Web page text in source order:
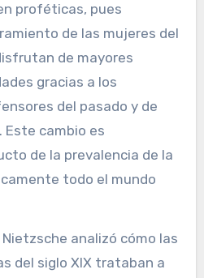
proféticas, pues
de las mujeres del
de mayores
gracias a los
del pasado y de
Este cambio es
de la prevalencia de la
todo el mundo
analizó cómo las
del siglo XIX trataban a